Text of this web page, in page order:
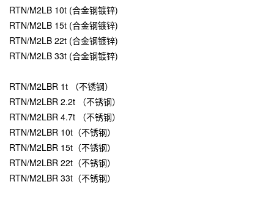
RTN/M2LB 10t (合金钢镀锌)
RTN/M2LB 15t (合金钢镀锌)
RTN/M2LB 22t (合金钢镀锌)
RTN/M2LB 33t (合金钢镀锌)
RTN/M2LBR 1t （不锈钢）
RTN/M2LBR 2.2t （不锈钢）
RTN/M2LBR 4.7t （不锈钢）
RTN/M2LBR 10t（不锈钢）
RTN/M2LBR 15t（不锈钢）
RTN/M2LBR 22t（不锈钢）
RTN/M2LBR 33t（不锈钢）